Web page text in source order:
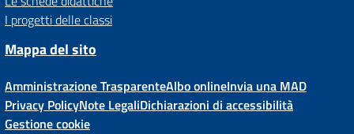
I progetti delle classi
Mappa del sito
Amministrazione TrasparenteAlbo onlineInvia una MAD
Privacy PolicyNote LegaliDichiarazioni di accessibilità
Gestione cookie